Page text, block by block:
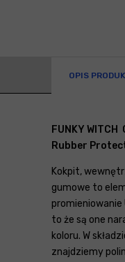
OPIS
FUNKY
Rubber
Kokpit,
gumowe to
promieniowanie
to że są one
koloru. W
znajdziemy